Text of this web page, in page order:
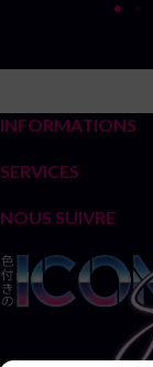
INFORMATIONS
SERVICES
NOUS SUIVRE